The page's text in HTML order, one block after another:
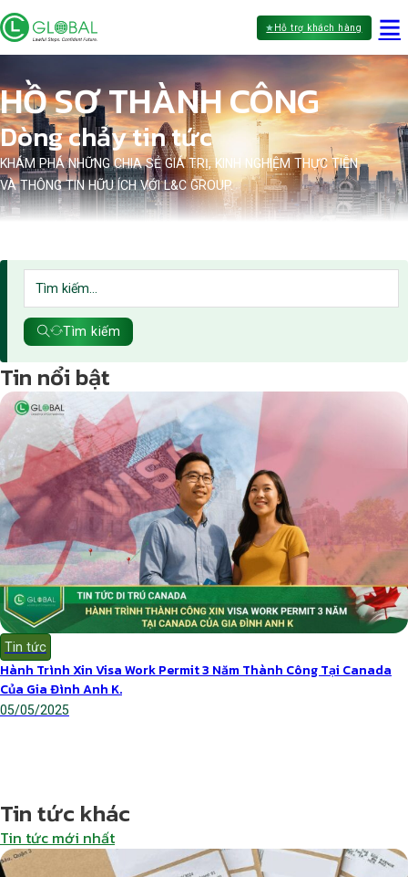
Hỗ trợ khách hàng
HỒ SƠ THÀNH CÔNG
Dòng chảy tin tức
KHÁM PHÁ NHỮNG CHIA SẺ GIÁ TRỊ, KINH NGHIỆM THỰC TIỄN
VÀ THÔNG TIN HỮU ÍCH VỚI L&C GROUP.
Tìm kiếm
Tin nổi bật
Tin tức
Hành Trình Xin Visa Work Permit 3 Năm Thành Công Tại Canada
Của Gia Đình Anh K.
05/05/2025
Tin tức khác
Tin tức mới nhất